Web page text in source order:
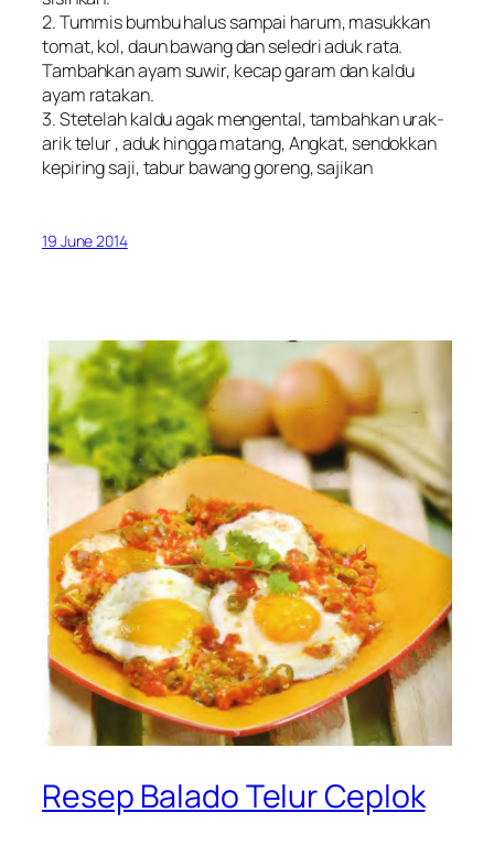
2. Tummis bumbu halus sampai harum, masukkan
tomat, kol, daun bawang dan seledri aduk rata.
Tambahkan ayam suwir, kecap garam dan kaldu
ayam ratakan.
3. Stetelah kaldu agak mengental, tambahkan urak-
arik telur , aduk hingga matang, Angkat, sendokkan
kepiring saji, tabur bawang goreng, sajikan
19 June 2014
Resep Balado Telur Ceplok